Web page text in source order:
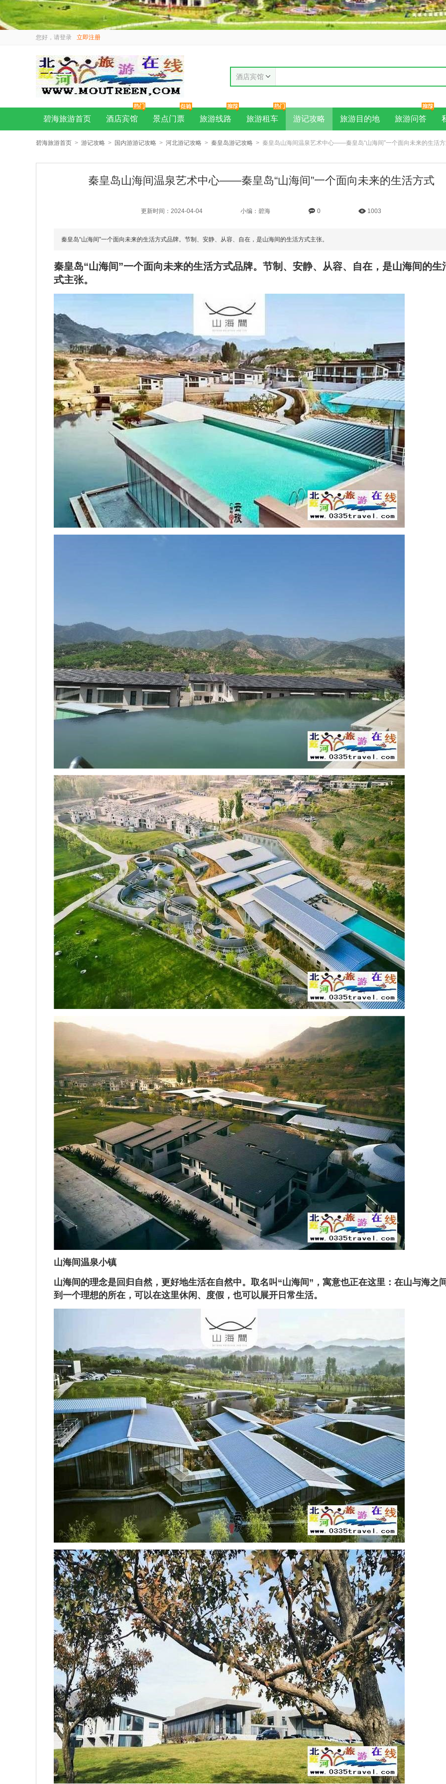
您好，请登录 立即注册
酒店宾馆
碧海旅游首页 酒店宾馆 景点门票 旅游线路 旅游租车 游记攻略 旅游目的地 旅游问答
碧海旅游首页 > 游记攻略 > 国内游游记攻略 > 河北游记攻略 > 秦皇岛游记攻略 > 秦皇岛山海间温泉艺术中心——秦皇岛“山海间”一个面向未来的生活
秦皇岛山海间温泉艺术中心——秦皇岛“山海间”一个面向未来的生活方式
更新时间：2024-04-04 小编：碧海 0 1003
秦皇岛“山海间”一个面向未来的生活方式品牌。节制、安静、从容、自在，是山海间的生活方式主张。
秦皇岛“山海间”一个面向未来的生活方式品牌。节制、安静、从容、自在，是山海间的生
式主张。
山海间温泉小镇
山海间的理念是回归自然，更好地生活在自然中。取名叫“山海间”，寓意也正在这里：在山与海之
到一个理想的所在，可以在这里休闲、度假，也可以展开日常生活。